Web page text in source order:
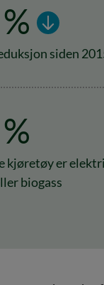
%
siden
%
kjøretøy er
biogass